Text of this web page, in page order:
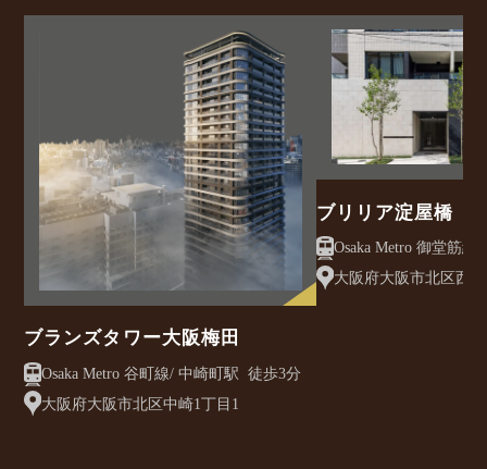
ブランズタワー大阪梅田
Osaka Metro 谷町線/ 中崎町駅 徒歩3分
大阪府大阪市北区中崎1丁目1
ブリリア淀屋橋
大阪府大阪市北区西